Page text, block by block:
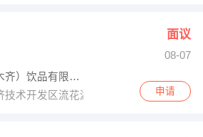
面议
08-07
康师傅（乌鲁木齐）饮品有限公司
技术开发区流花湖路383号
申请